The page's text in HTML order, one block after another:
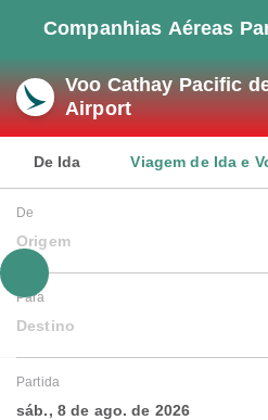
Companhias Aéreas
Voo Cathay Pacific
Airport
De Ida Viagem de Ida e
De
Origem
Para
Destino
Partida
sáb., 8 de ago. de 2026